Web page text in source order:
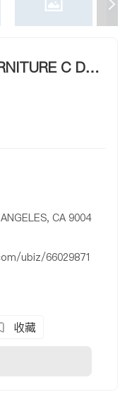
C DES
CA 9004
ubiz/66029871
收藏